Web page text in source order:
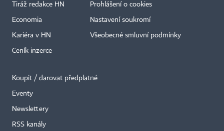
Tiráž redakce HN
Economia
Kariéra v HN
Ceník inzerce
Prohlášení o cookies
Nastavení soukromí
Všeobecné smluvní podmínky
Koupit / darovat předplatné
Eventy
Newslettery
RSS kanály